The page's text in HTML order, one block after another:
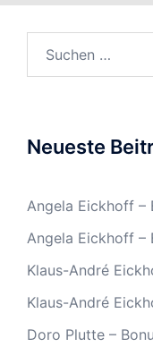
Neueste
Angela Eickhoff –
Angela Eickhoff –
Klaus-André
Klaus-André
Doro Plutte –